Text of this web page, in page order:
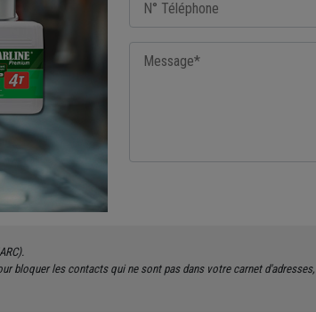
les contacts qui ne sont pas dans votre carnet